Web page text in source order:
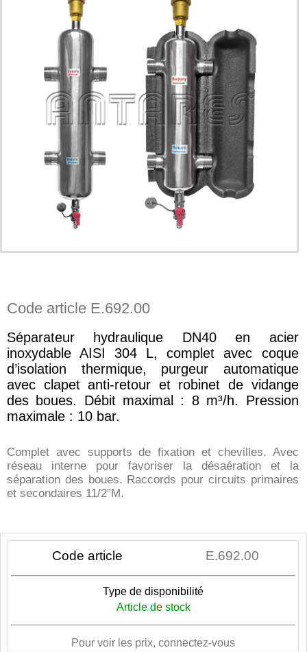
Code article E.692.00
Séparateur hydraulique DN40 en acier
inoxydable AISI 304 L, complet avec coque
d’isolation thermique, purgeur automatique
avec clapet anti-retour et robinet de vidange
des boues. Débit maximal : 8 m³/h. Pression
maximale : 10 bar.
Complet avec supports de fixation et chevilles. Avec
réseau interne pour favoriser la désaération et la
séparation des boues. Raccords pour circuits primaires
et secondaires 11/2”M.
Code article E.692.00
Type de disponibilité
Article de stock
Pour voir les prix, connectez-vous